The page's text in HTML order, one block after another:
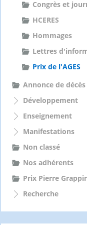
Congrès et
HCERES
Hommages
Lettres
Prix de l'AGES
Annonce de décès
Développement
Enseignement
Manifestations
Non classé
Nos adhérents
Prix Pierre
Recherche